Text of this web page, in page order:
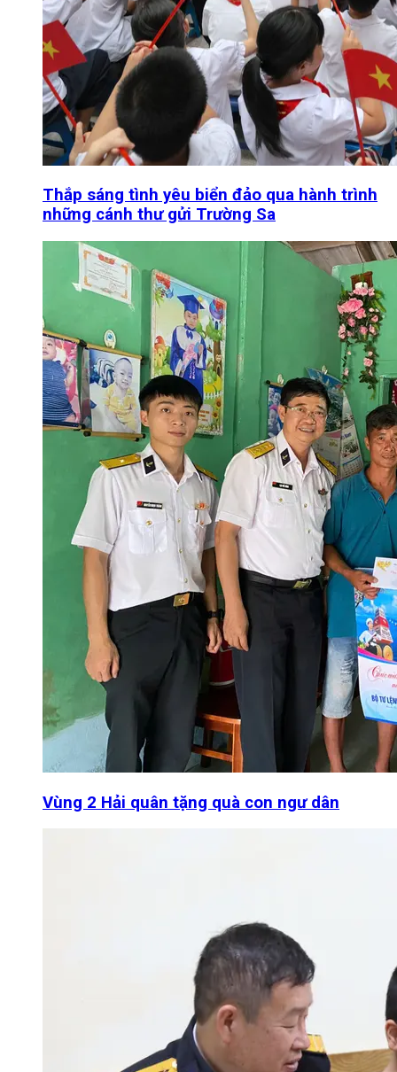
Thắp sáng tình yêu biển đảo qua hành trình
những cánh thư gửi Trường Sa
Vùng 2 Hải quân tặng quà con ngư dân